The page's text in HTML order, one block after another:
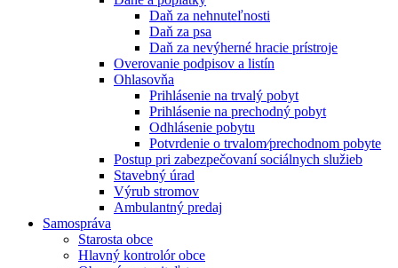
Daň za nehnuteľnosti
Daň za psa
Daň za nevýherné hracie prístroje
Overovanie podpisov a listín
Ohlasovňa
Prihlásenie na trvalý pobyt
Prihlásenie na prechodný pobyt
Odhlásenie pobytu
Potvrdenie o trvalom⁄prechodnom pobyte
Postup pri zabezpečovaní sociálnych služieb
Stavebný úrad
Výrub stromov
Ambulantný predaj
Samospráva
Starosta obce
Hlavný kontrolór obce